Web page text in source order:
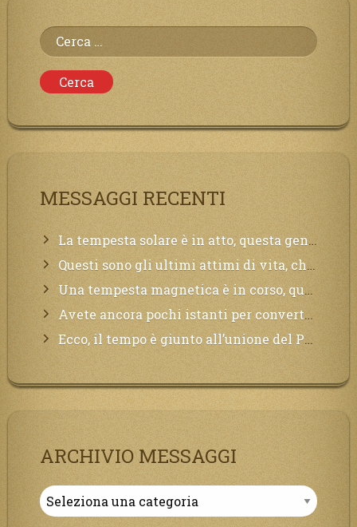
Ricerca
per:
MESSAGGI RECENTI
La tempesta solare è in atto, questa generazione soffrirà molto, la Terra arderà, l’acqua sarà contaminata, il cibo non sarà più nelle vostre mense.
Questi sono gli ultimi attimi di vita, chi si vuole salvare Mi chiami in suo aiuto.
Una tempesta magnetica è in corso, questa generazione patirà. Il black out non tarderà ad arrivare e tutta la Terra sarà oscurata.
Avete ancora pochi istanti per convertirvi, non perdete tempo, la sciagura arriverà all’improvviso e per chi non si sarà preparato saranno dolori.
Ecco, il tempo è giunto all’unione del Padre con il figlio, non avete che da attendere pochissimo.
ARCHIVIO MESSAGGI
Archivio
Messaggi